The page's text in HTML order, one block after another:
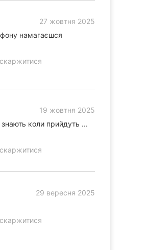
27 жовтня 2025
намагаєшся
19 жовтня 2025
знають коли прийдуть ...
29 вересня 2025